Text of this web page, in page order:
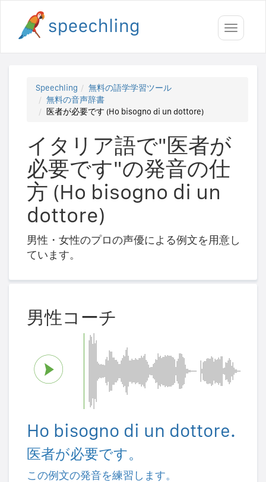
Toggle
Speechling
無料の語学学習ツール
無料の音声辞書
医者が必要です (Ho bisogno di un dottore)
イタリア語で"医者が
必要です"の発音の仕
方 (Ho bisogno di un
dottore)
男性・女性のプロの声優による例文を用意し
ています。
男性コーチ
Ho bisogno di un dottore.
医者が必要です。
この例文の発音を練習します。